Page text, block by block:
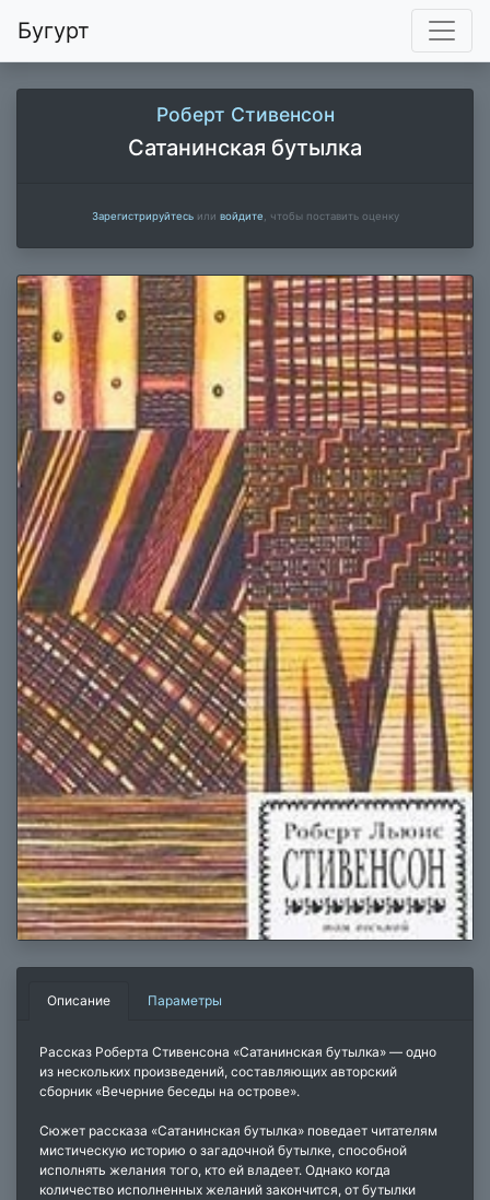
Бугурт
Роберт Стивенсон
Сатанинская бутылка
Зарегистрируйтесьили войдите , чтобы поставить оценку
Описание Параметры
Рассказ Роберта Стивенсона «Сатанинская бутылка» — одно
из нескольких произведений, составляющих авторский
сборник «Вечерние беседы на острове».
Сюжет рассказа «Сатанинская бутылка» поведает читателям
мистическую историю о загадочной бутылке, способной
исполнять желания того, кто ей владеет. Однако когда
количество исполненных желаний закончится, от бутылки